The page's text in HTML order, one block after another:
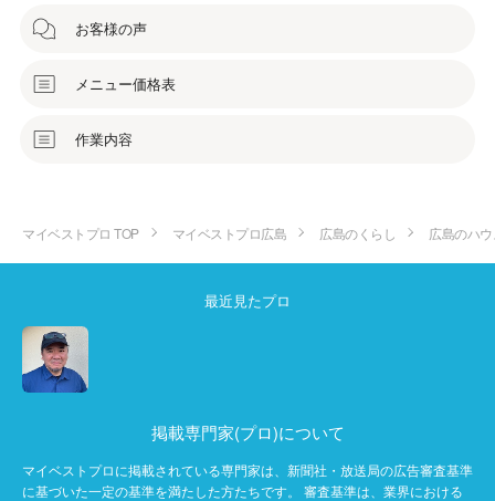
お客様の声
メニュー価格表
作業内容
マイベストプロ TOP マイベストプロ広島 広島のくらし 広島のハ
最近見たプロ
掲載専門家(プロ)について
マイベストプロに掲載されている専門家は、新聞社・放送局の広告審査基準
に基づいた一定の基準を満たした方たちです。 審査基準は、業界における